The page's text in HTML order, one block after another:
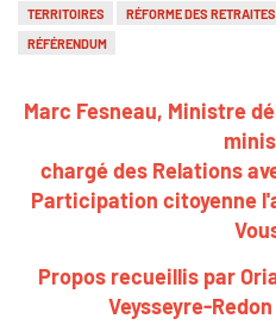
TERRITOIRES RÉFORME DES RETRAITES
RÉFÉRENDUM
Marc Fesneau, Ministre
chargé des Relations
Participation citoyenne
Propos recueillis par
Veysseyre-